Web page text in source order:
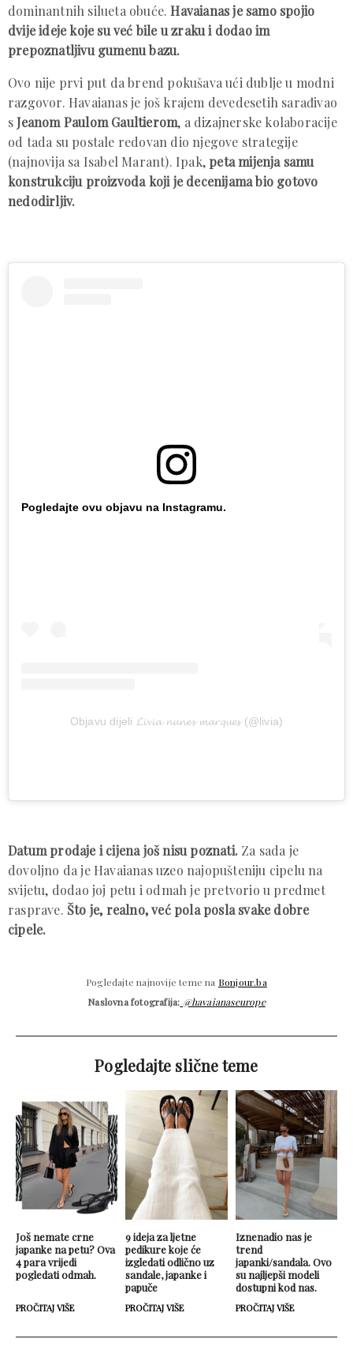
dominantnih silueta obuće.Havaianas je samo spojio
dvije ideje koje su već bile u zraku i dodao im
prepoznatljivu gumenu bazu.
Ovo nije prvi put da brend pokušava ući dublje u modni
razgovor. Havaianas je još krajem devedesetih sarađivao
sJeanom Paulom Gaultierom, a dizajnerske kolaboracije
od tada su postale redovan dio njegove strategije
(najnovija sa Isabel Marant). Ipak,peta mijenja samu
konstrukciju proizvoda koji je decenijama bio gotovo
nedodirljiv.
Pogledajte ovu objavu na Instagramu.
Objavu dijeli 𝓛𝓲𝓿𝓲𝓪 𝓷𝓾𝓷𝓮𝓼 𝓶𝓪𝓻𝓺𝓾𝓮𝓼 (@livia)
Datum prodaje i cijena još nisu poznati. Za sada je
dovoljno da je Havaianas uzeo najopušteniju cipelu na
svijetu, dodao joj petu i odmah je pretvorio u predmet
rasprave. Što je, realno, već pola posla svake dobre
cipele.
Pogledajte najnovije teme na Bonjour.ba
Naslovna fotografija: @havaianaseurope
Pogledajte slične teme
Još nemate crne
japanke na petu? Ova
4 para vrijedi
pogledati odmah.
PROČITAJ VIŠE
9 ideja za ljetne
pedikure koje će
izgledati odlično uz
sandale, japanke i
papuče
PROČITAJ VIŠE
Iznenadio nas je
trend
japanki/sandala. Ovo
su najljepši modeli
dostupni kod nas.
PROČITAJ VIŠE